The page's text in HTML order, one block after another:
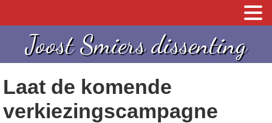
n
n
Joost Smiers dissenting
Laat de komende
verkiezingscampagne